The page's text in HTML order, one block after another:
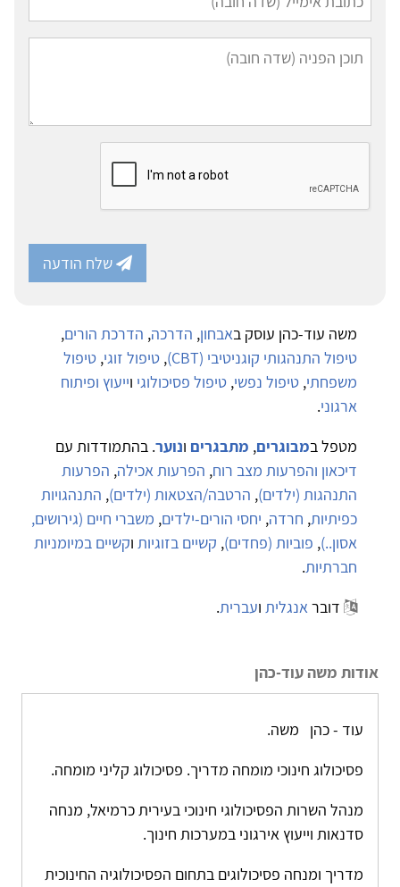
שלח הודעה
משה עוד-כהן עוסק באבחון, הדרכה, הדרכת הורים,
טיפול התנהגותי קוגניטיבי (CBT)
, טיפול זוגי, טיפול
משפחתי, טיפול נפשי, טיפול פסיכולוגי וייעוץ ופיתוח
ארגוני.
מטפל במבוגרים, מתבגרים ונוער. בהתמודדות עם
דיכאון והפרעות מצב רוח, הפרעות אכילה, הפרעות
התנהגות (ילדים), הרטבה/הצטאות (ילדים), התנהגויות
כפיתיות, חרדה, יחסי הורים-ילדים, משברי חיים (גירושים,
אסון..), פוביות (פחדים), קשיים בזוגיות וקשיים במיומניות
חברתיות.
דובראנגלית ועברית.
אודות משה עוד-כהן
עוד - כהן משה.
פסיכולוג חינוכי מומחה מדריך. פסיכולוג קליני מומחה.
מנהל השרות הפסיכולוגי חינוכי בעירית כרמיאל, מנחה
סדנאות וייעוץ אירגוני במערכות חינוך.
מדריך ומנחה פסיכולוגים בתחום הפסיכולוגיה החינוכית